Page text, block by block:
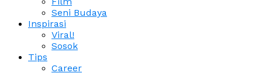
Seni Budaya
Inspirasi
Viral!
Sosok
Tips
Career